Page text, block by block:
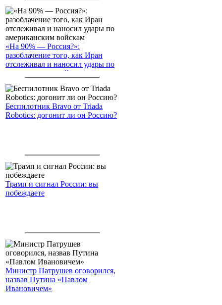
«На 90% — Россия?»:
разоблачение того, как Иран
отслеживал и наносил удары по
американским войскам
Беспилотник Bravo от Triada
Robotics: догонит ли он Россию?
Трамп и сигнал России: вы
побеждаете
Министр Патрушев оговорился,
назвав Путина «Павлом
Ивановичем»